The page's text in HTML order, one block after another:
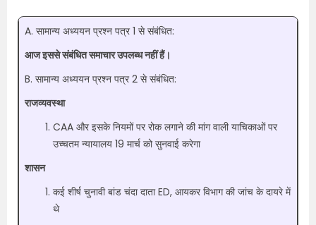
A. सामान्य अध्ययन प्रश्न पत्र 1 से संबंधित:
आज इससे संबंधित समाचार उपलब्ध नहीं हैं।
B. सामान्य अध्ययन प्रश्न पत्र 2 से संबंधित:
राजव्यवस्था
CAA और इसके नियमों पर रोक लगाने की मांग वाली याचिकाओं पर
उच्चतम न्यायालय 19 मार्च को सुनवाई करेगा
शासन
कई शीर्ष चुनावी बांड चंदा दाता ED, आयकर विभाग की जांच के दायरे में
थे